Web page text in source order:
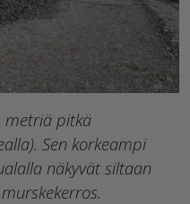
metriä pitkä
Sen korkeampi
näkyvät siltaan